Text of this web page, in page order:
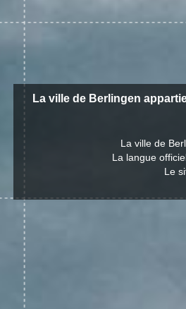
La ville de Berlingen
La ville de
La langue
Le